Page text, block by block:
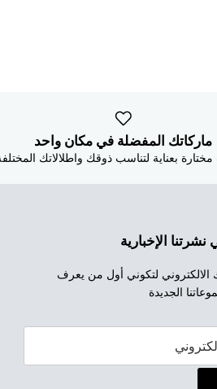
ماركاتك المفضلة في مكان واحد
بعناية لتناسب ذوقك واطلالاتك
الإخبارية
لتكوني أول من يعرف
الجديدة